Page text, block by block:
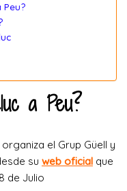
a Peu?
organiza el Grup Güell y
su web oficial que
de Julio